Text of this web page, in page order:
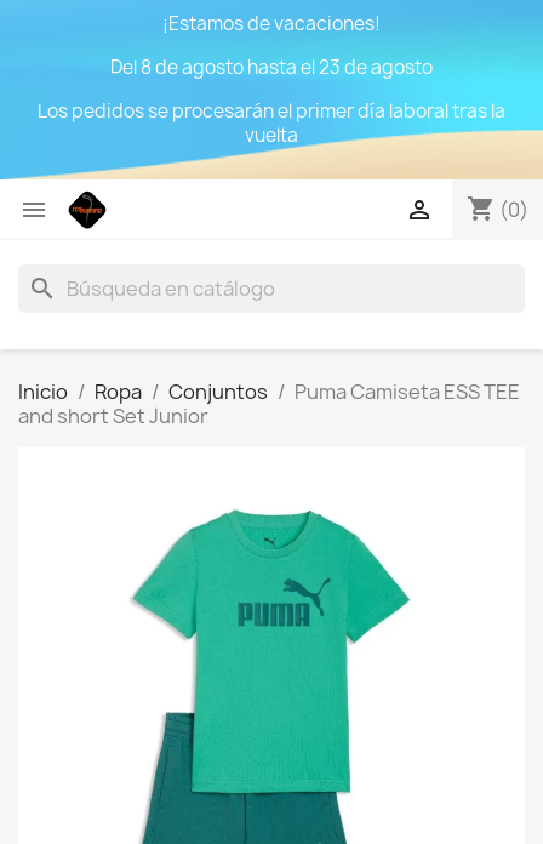
¡Estamos de vacaciones!
Del 8 de agosto hasta el 23 de agosto
Los pedidos se procesarán el primer día laboral tras la
vuelta
 shopping_cart (0)

search
Inicio Ropa Conjuntos
Puma Camiseta ESS TEE
and short Set Junior